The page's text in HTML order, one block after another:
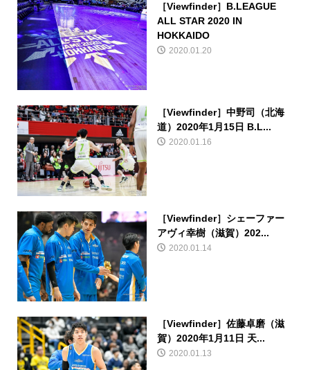
［Viewfinder］B.LEAGUE
ALL STAR 2020 IN
HOKKAIDO
2020.01.20
［Viewfinder］中野司（北海
道）2020年1月15日 B.L...
2020.01.16
［Viewfinder］シェーファー
アヴィ幸樹（滋賀）202...
2020.01.14
［Viewfinder］佐藤卓磨（滋
賀）2020年1月11日 天...
2020.01.13